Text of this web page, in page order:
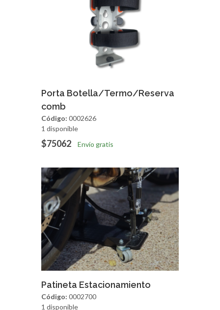
Agregar Vista Rapida
Porta Botella/Termo/Reserva
comb
Código: 0002626
1 disponible
$75062 Envío gratis
Agregar Vista Rapida
Patineta Estacionamiento
Código: 0002700
1 disponible